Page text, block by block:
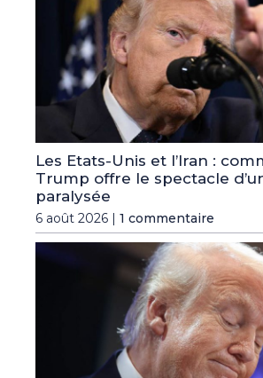
Les Etats-Unis et l’Iran :
Trump offre le spectacle
paralysée
6 août 2026 | 1 commentaire